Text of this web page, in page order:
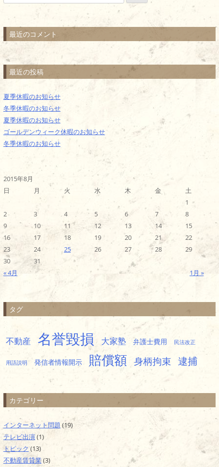
索:
最近のコメント
最近の投稿
夏季休暇のお知らせ
冬季休暇のお知らせ
夏季休暇のお知らせ
ゴールデンウィーク休暇のお知らせ
冬季休暇のお知らせ
2015年8月
日
月 火 水 木 金
土
1
2
3 4 5 6 7
8
9
10 11 12 13 14
15
16
17 18 19 20 21
22
23
24 25 26 27 28
29
30
31
« 4月
1月 »
タグ
不動産 名誉毀損 大家塾 弁護士費用 民法改正
用語説明 発信者情報開示 賠償額 身柄拘束 逮捕
カテゴリー
インターネット問題 (19)
テレビ出演(1)
トピック(13)
不動産賃貸業(3)